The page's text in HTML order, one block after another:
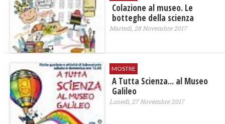
Colazione al museo. Le
botteghe della scienza
Martedì, 28 Novembre 2017
MOSTRE
A Tutta Scienza... al Museo
Galileo
Lunedì, 27 Novembre 2017